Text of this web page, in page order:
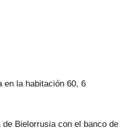
en la habitación 60, 6
Bielorrusia con el banco de